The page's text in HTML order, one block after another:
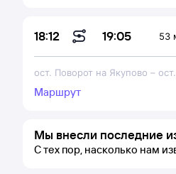
18:12 19:05 53
ост. Поворот на Якупово –
Маршрут
Мы внесли последние
С тех пор, насколько нам